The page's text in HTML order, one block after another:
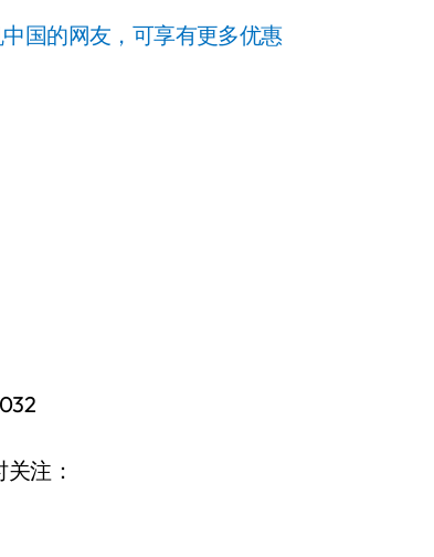
国的网友，可享有更多优惠
注：